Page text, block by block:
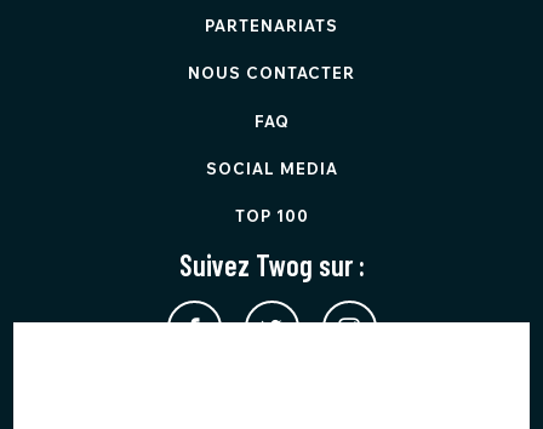
PARTENARIATS
NOUS CONTACTER
FAQ
SOCIAL MEDIA
TOP 100
Suivez Twog sur :